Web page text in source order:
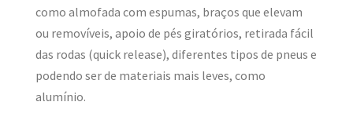
como almofada com espumas, braços que elevam
ou removíveis, apoio de pés giratórios, retirada fácil
das rodas (quick release), diferentes tipos de pneus e
podendo ser de materiais mais leves, como
alumínio.